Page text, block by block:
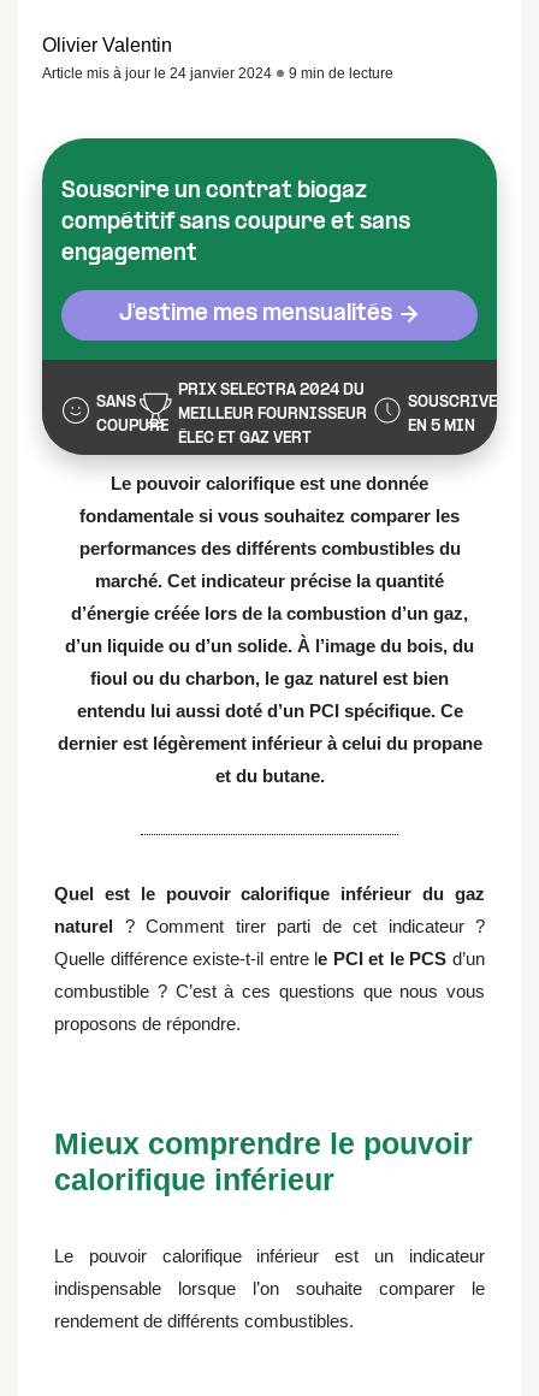
Olivier Valentin
Article mis à jour le 24 janvier 2024 9 min de lecture
Souscrire un contrat biogaz
compétitif sans coupure et sans
engagement
J'estime mes mensualités
SANS
COUPURE
PRIX SELECTRA 2024 DU
MEILLEUR FOURNISSEUR
ÉLEC ET GAZ VERT
SOUSCRIVEZ
EN 5 MIN
Le pouvoir calorifique est une donnée
fondamentale si vous souhaitez comparer les
performances des différents combustibles du
marché. Cet indicateur précise la quantité
d’énergie créée lors de la combustion d’un gaz,
d’un liquide ou d’un solide. À l’image du bois, du
fioul ou du charbon, le gaz naturel est bien
entendu lui aussi doté d’un PCI spécifique. Ce
dernier est légèrement inférieur à celui du propane
et du butane.
Quel est le pouvoir calorifique inférieur du gaz
naturel ? Comment tirer parti de cet indicateur ?
Quelle différence existe-t-il entre le PCI et le PCSd’un
combustible ? C’est à ces questions que nous vous
proposons de répondre.
Mieux comprendre le pouvoir
calorifique inférieur
Le pouvoir calorifique inférieur est un indicateur
indispensable lorsque l’on souhaite comparer le
rendement de différents combustibles.